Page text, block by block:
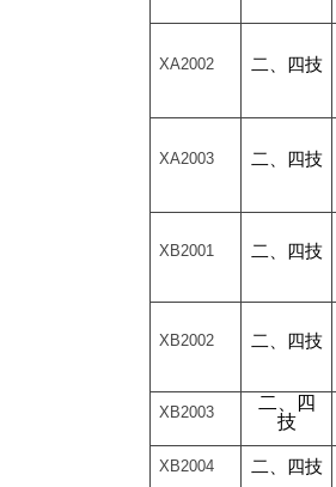
XA2002 二、四技
XA2003 二、四技
XB2001 二、四技
XB2002 二、四技
XB2003
二、四
技
XB2004 二、四技